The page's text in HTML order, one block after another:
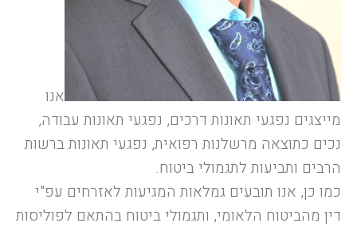
אנו
מייצגים נפגעי תאונות דרכים, נפגעי תאונות עבודה,
נכים כתוצאה מרשלנות רפואית, נפגעי תאונות ברשות
הרבים ותביעות לתגמולי ביטוח.
כמו כן, אנו תובעים גמלאות המגיעות לאזרחים עפ"י
דין מהביטוח הלאומי, ותגמולי ביטוח בהתאם לפוליסות